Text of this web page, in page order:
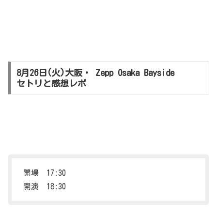
8月26日(火)大阪・ Zepp Osaka Bayside
セトリと感想レポ
開場 17:30
開演 18:30